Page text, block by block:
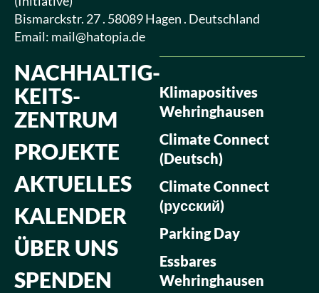
Bismarckstr. 27 . 58089 Hagen . Deutschland
Email: mail@hatopia.de
NACHHALTIG­
KEITS­
ZENTRUM
PROJEKTE
AKTUELLES
KALENDER
ÜBER UNS
SPENDEN
Klimapositives
Wehringhausen
Climate Connect
(Deutsch)
Climate Connect
(русский)
Parking Day
Essbares
Wehringhausen